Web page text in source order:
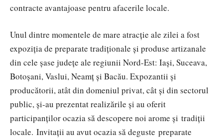
contracte avantajoase pentru afacerile locale.
Unul dintre momentele de mare atracție ale zilei a fost
expoziția de preparate tradiționale și produse artizanale
din cele șase județe ale regiunii Nord-Est: Iași, Suceava,
Botoșani, Vaslui, Neamț și Bacău. Expozantii și
producătorii, atât din domeniul privat, cât și din sectorul
public, și-au prezentat realizările și au oferit
participanților ocazia să descopere noi arome și tradiții
locale. Invitații au avut ocazia să deguste preparate